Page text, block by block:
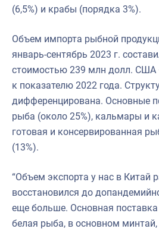
(6,5%) и крабы (порядка 3%).
Объем импорта рыбной
январь-сентябрь 2023 г.
стоимостью 239 млн долл. США
к показателю 2022 года.
дифференцирована. Основные
рыба (около 25%), кальмары и
готовая и консервированная
(13%).
“Объем экспорта у нас в Китай
восстановился до
еще больше. Основная поставка
белая рыба, в основном минтай,